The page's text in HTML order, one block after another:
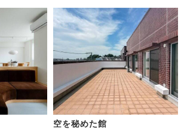
空を秘めた館